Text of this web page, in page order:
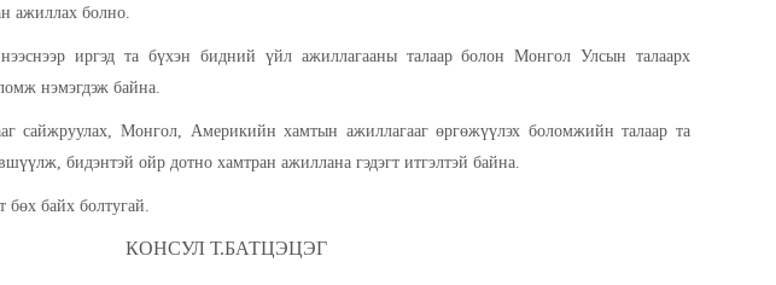
бизнес эрхлэгчдийн төлөөллийн байгууллагуудтайгаа нягт хамтран ажиллах
нээснээр иргэд та бүхэн бидний үйл ажиллагааны талаар болон Монгол Улсын
сайжруулах, Монгол, Америкийн хамтын ажиллагааг өргөжүүлэх боломжийн
бөх байх болтугай